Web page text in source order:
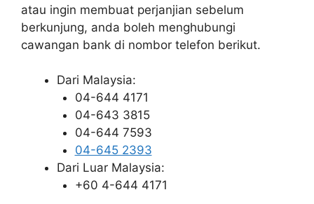
atau ingin membuat perjanjian sebelum
berkunjung, anda boleh menghubungi
cawangan bank di nombor telefon berikut.
Dari Malaysia:
04-644 4171
04-643 3815
04-644 7593
04-645 2393
Dari Luar Malaysia:
+60 4-644 4171